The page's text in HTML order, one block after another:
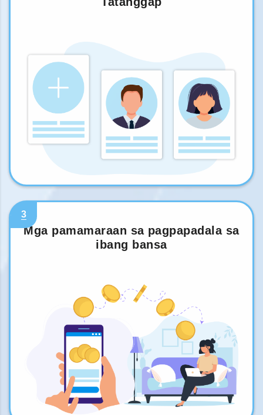
3
Mga pamamaraan sa pagpapadala sa
ibang bansa